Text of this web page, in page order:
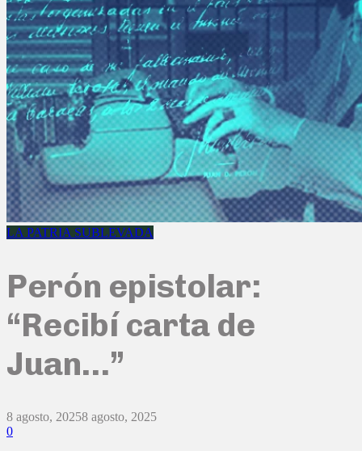
LA PATRIA SUBLEVADA
Perón epistolar:
“Recibí carta de
Juan…”
8 agosto, 20258 agosto, 2025
0